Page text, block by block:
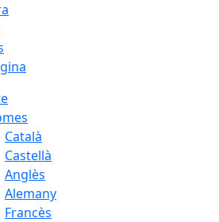
Català
Castellà
Anglès
Alemany
Francès